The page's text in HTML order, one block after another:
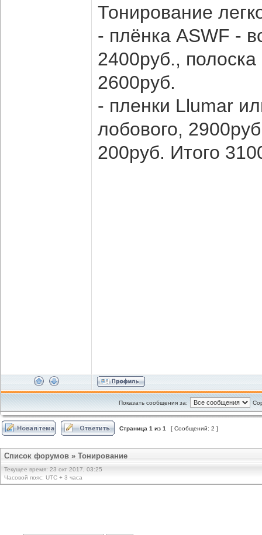
Тонирование
- плёнка ASWF -
2400руб.,
2600руб.
- пленки Llumar
лобового,
200руб. Итого
Показать сообщения за:
Страница 1 из 1 [ Сообщений: 2 ]
Список форумов » Тонирование
Текущее время: 23 окт 2017, 03:25
Часовой пояс: UTC + 3 часа